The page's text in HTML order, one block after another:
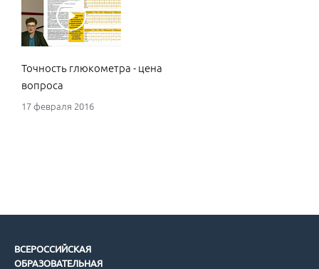
Точность глюкометра - цена
вопроса
17 февраля 2016
ВСЕРОССИЙСКАЯ
ОБРАЗОВАТЕЛЬНАЯ